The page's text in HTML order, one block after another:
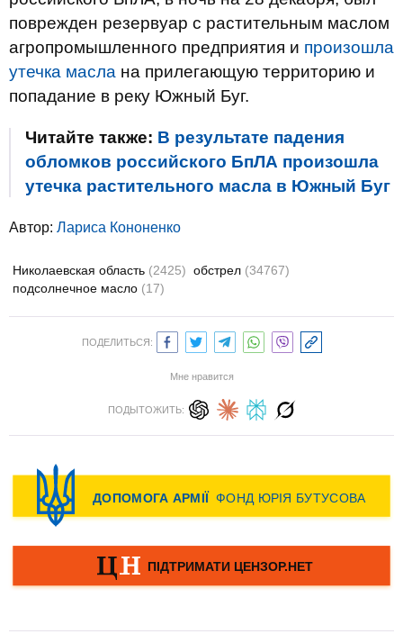
поврежден резервуар с растительным маслом
агропромышленного предприятия и произошла
утечка масла на прилегающую территорию и
попадание в реку Южный Буг.
Читайте также: В результате падения
обломков российского БпЛА произошла
утечка растительного масла в Южный Буг
Автор: Лариса Кононенко
Николаевская область (2425) обстрел (34767)
подсолнечное масло (17)
ПОДЕЛИТЬСЯ:
Мне нравится
ПОДЫТОЖИТЬ: